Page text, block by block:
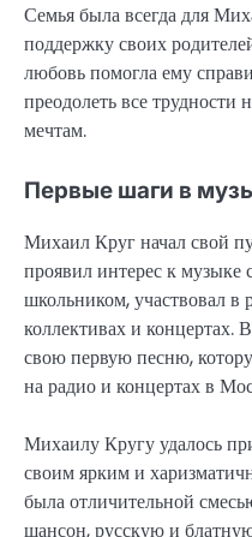
Семья была всегда для
поддержку своих
любовь помогла ему
преодолеть все
мечтам.
Первые шаги в
Михаил Круг начал свой
проявил интерес к музыке
школьником, участвовал
коллективах и
свою первую песню,
на радио и концертах в
Михаилу Кругу удалось
своим ярким и
была отличительной
шансон, русскую и